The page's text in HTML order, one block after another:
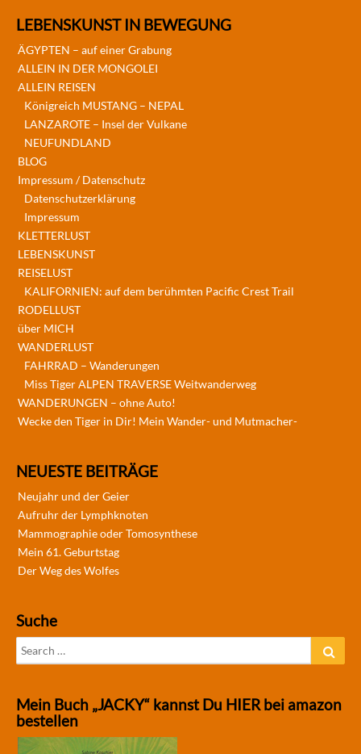
LEBENSKUNST IN BEWEGUNG
ÄGYPTEN – auf einer Grabung
ALLEIN IN DER MONGOLEI
ALLEIN REISEN
Königreich MUSTANG – NEPAL
LANZAROTE – Insel der Vulkane
NEUFUNDLAND
BLOG
Impressum / Datenschutz
Datenschutzerklärung
Impressum
KLETTERLUST
LEBENSKUNST
REISELUST
KALIFORNIEN: auf dem berühmten Pacific Crest Trail
RODELLUST
über MICH
WANDERLUST
FAHRRAD – Wanderungen
Miss Tiger ALPEN TRAVERSE Weitwanderweg
WANDERUNGEN – ohne Auto!
Wecke den Tiger in Dir! Mein Wander- und Mutmacher-
NEUESTE BEITRÄGE
Neujahr und der Geier
Aufruhr der Lymphknoten
Mammographie oder Tomosynthese
Mein 61. Geburtstag
Der Weg des Wolfes
Suche
Search
for:
Mein Buch „JACKY“ kannst Du HIER bei amazon
bestellen